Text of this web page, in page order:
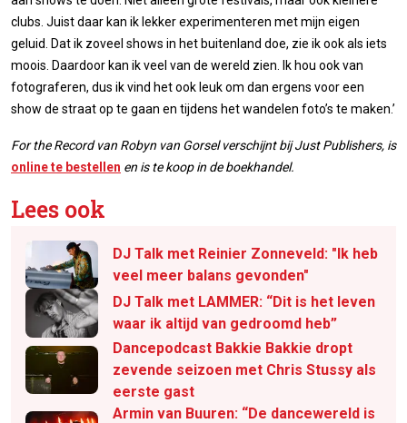
clubs. Juist daar kan ik lekker experimenteren met mijn eigen
geluid. Dat ik zoveel shows in het buitenland doe, zie ik ook als iets
moois. Daardoor kan ik veel van de wereld zien. Ik hou ook van
fotograferen, dus ik vind het ook leuk om dan ergens voor een
show de straat op te gaan en tijdens het wandelen foto’s te maken.’
For the Record van Robyn van Gorsel verschijnt bij Just Publishers, is
online te bestellen en is te koop in de boekhandel.
Lees ook
DJ Talk met Reinier Zonneveld: "Ik heb
veel meer balans gevonden"
DJ Talk met LAMMER: “Dit is het leven
waar ik altijd van gedroomd heb”
Dancepodcast Bakkie Bakkie dropt
zevende seizoen met Chris Stussy als
eerste gast
Armin van Buuren: “De dancewereld is